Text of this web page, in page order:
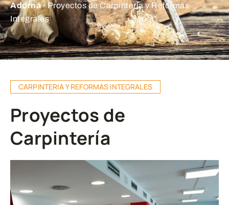
Proyectos
Empresa
Adorna ·Proyectos de Carpintería y Reformas
Integrales
CARPINTERIA Y REFORMAS INTEGRALES
Proyectos de
Carpintería